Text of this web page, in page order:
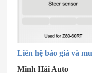
Liên hệ báo giá và
Minh Hải Auto